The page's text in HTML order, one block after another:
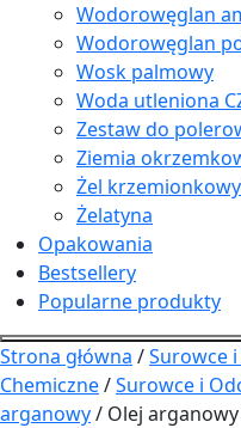
Wodorowęglan
Wodorowęglan
Wosk palmowy
Woda utleniona
Zestaw do
Ziemia
Żel
Żelatyna
Opakowania
Bestsellery
Popularne produkty
Strona główna /Surowce
Chemiczne/Surowce i
arganowy/ Olej